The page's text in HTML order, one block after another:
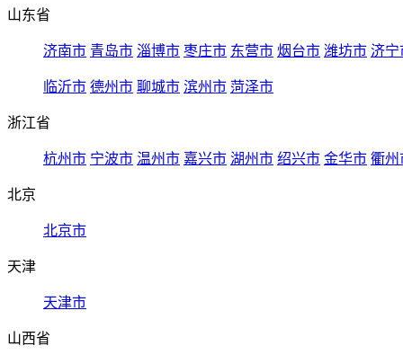
山东省
济南市 青岛市 淄博市 枣庄市 东营市 烟台市 潍坊市 济宁
临沂市 德州市 聊城市 滨州市 菏泽市
浙江省
杭州市 宁波市 温州市 嘉兴市 湖州市 绍兴市 金华市 衢州
北京
北京市
天津
天津市
山西省